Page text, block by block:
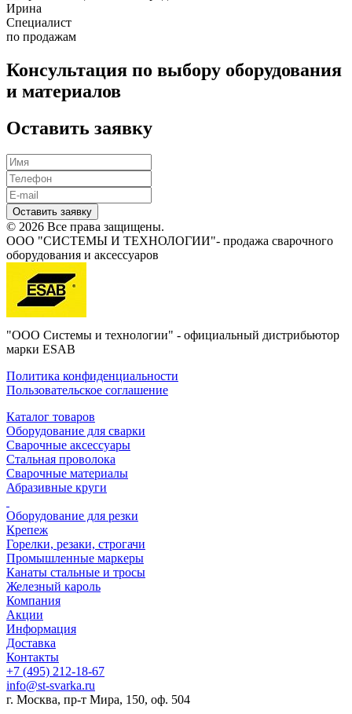
Ирина
Специалист
по продажам
Консультация по выбору оборудования
и материалов
Оставить заявку
Оставить заявку
© 2026 Все права защищены.
ООО "СИСТЕМЫ И ТЕХНОЛОГИИ"- продажа сварочного
оборудования и аксессуаров
"ООО Системы и технологии" - официальный дистрибьютор
марки ESAB
Политика конфиденциальности
Пользовательское соглашение
Каталог товаров
Оборудование для сварки
Сварочные аксессуары
Стальная проволока
Сварочные материалы
Абразивные круги
Оборудование для резки
Крепеж
Горелки, резаки, строгачи
Промышленные маркеры
Канаты стальные и тросы
Железный кароль
Компания
Акции
Информация
Доставка
Контакты
+7 (495) 212-18-67
info@st-svarka.ru
г. Москва, пр-т Мира, 150, оф. 504